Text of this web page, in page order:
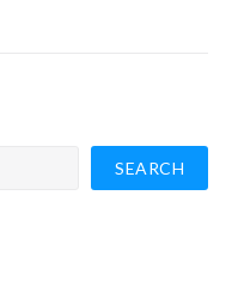
SEARCH